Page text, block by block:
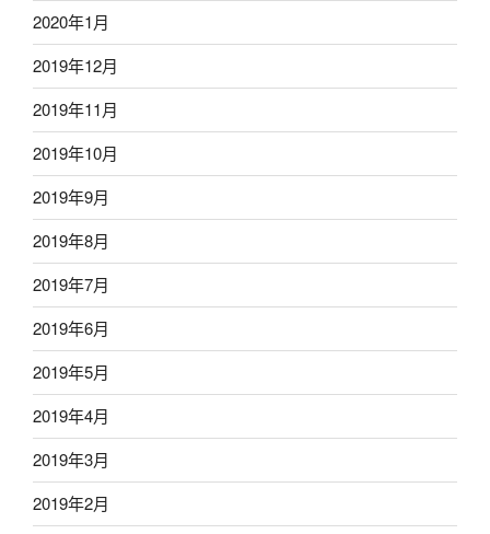
2020年1月
2019年12月
2019年11月
2019年10月
2019年9月
2019年8月
2019年7月
2019年6月
2019年5月
2019年4月
2019年3月
2019年2月